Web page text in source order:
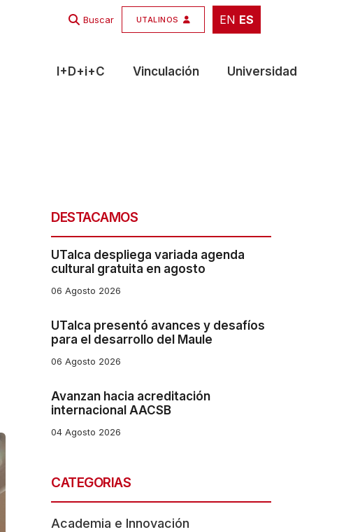
EN ES
Buscar UTALINOS EN ES
I+D+i+C Vinculación Universidad
DESTACAMOS
UTalca despliega variada agenda
cultural gratuita en agosto
06 Agosto 2026
UTalca presentó avances y desafíos
para el desarrollo del Maule
06 Agosto 2026
Avanzan hacia acreditación
internacional AACSB
04 Agosto 2026
CATEGORIAS
Academia e Innovación